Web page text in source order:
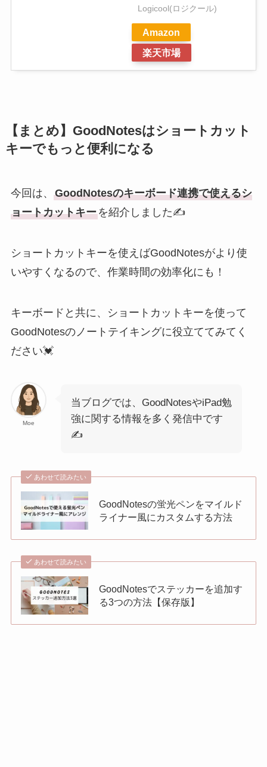
Logicool(ロジクール)
Amazon
楽天市場
【まとめ】GoodNotesはショートカット
キーでもっと便利になる
今回は、 GoodNotesのキーボード連携で使えるシ
ョートカットキーを紹介しました✍️
ショートカットキーを使えばGoodNotesがより使
いやすくなるので、作業時間の効率化にも！
キーボードと共に、ショートカットキーを使って
GoodNotesのノートテイキングに役立ててみてく
ださい💓
Moe
当ブログでは、GoodNotesやiPad勉
強に関する情報を多く発信中です
✍️
あわせて読みたい
GoodNotesの蛍光ペンをマイルド
ライナー風にカスタムする方法
あわせて読みたい
GoodNotesでステッカーを追加す
る3つの方法【保存版】